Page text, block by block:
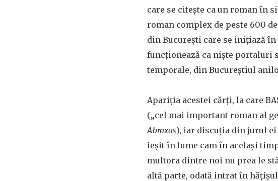
care se citește ca un roman în
roman complex de peste 600
din București care se inițiază
funcționează ca niște portaluri
temporale, din Bucureștiul
Apariția acestei cărți, la care
(„cel mai important roman al
Abraxas), iar discuția din jurul ei
ieșit în lume cam în același
multora dintre noi nu prea le
altă parte, odată intrat în